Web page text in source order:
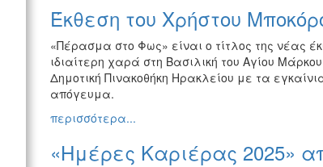
Έκθεση του Χρήστου
«Πέρασμα στο Φως» είναι ο τίτλος της νέας
ιδιαίτερη χαρά στη Βασιλική του Αγίου
Δημοτική Πινακοθήκη Ηρακλείου με τα
απόγευμα.
περισσότερα...
«Ημέρες Καριέρας 2025»